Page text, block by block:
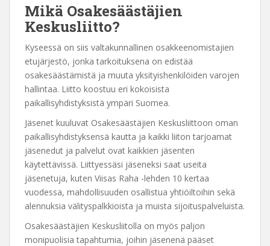
Mikä Osakesäästäjien
Keskusliitto?
Kyseessä on siis valtakunnallinen osakkeenomistajien
etujärjestö, jonka tarkoituksena on edistää
osakesäästämistä ja muuta yksityishenkilöiden varojen
hallintaa. Liitto koostuu eri kokoisista
paikallisyhdistyksistä ympäri Suomea.
Jäsenet kuuluvat Osakesäästäjien Keskusliittoon oman
paikallisyhdistyksensä kautta ja kaikki liiton tarjoamat
jäsenedut ja palvelut ovat kaikkien jäsenten
käytettävissä. Liittyessäsi jäseneksi saat useita
jäsenetuja, kuten Viisas Raha -lehden 10 kertaa
vuodessa, mahdollisuuden osallistua yhtiöiltoihin sekä
alennuksia välityspalkkioista ja muista sijoituspalveluista.
Osakesäästäjien Keskusliitolla on myös paljon
monipuolisia tapahtumia, joihin jäsenenä pääset